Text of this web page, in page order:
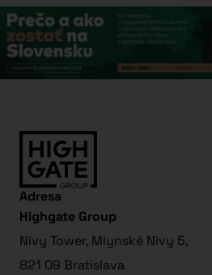
Adresa
Highgate Group
Nivy Tower, Mlynské Nivy 5,
821 09 Bratislava